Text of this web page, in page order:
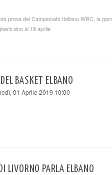
prova del Campionato Italiano WRC, la
sino al 19 aprile.
BASKET ELBANO
01 Aprile 2019 10:00
LIVORNO PARLA ELBANO